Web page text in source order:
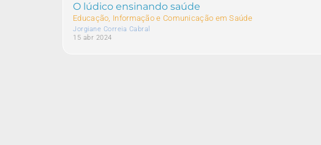
O lúdico ensinando saúde
Educação, Informação e Comunicação em Saúde
Jorgiane Correia Cabral
15 abr 2024